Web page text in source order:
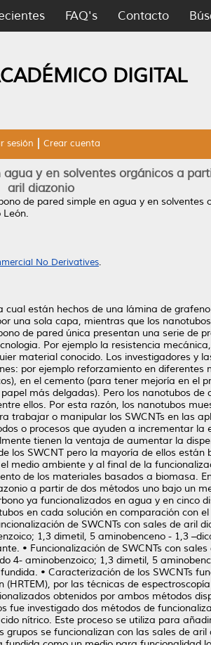
FAQ's Contacto
DIGITAL
sesión Crear cuenta
y en solventes orgánicos a
aril diazonio
de pared simple en agua y en
León.
No Derivatives.
están hechos de una lámina de
una sola capa, mientras que los
de pared única presentan una serie de
Por ejemplo la resistencia
material conocido. Los investigadores y
por ejemplo reforzamiento en
en el cemento (para tener mejoría en el
más delgadas). Pero los nanotubos
ellos. Por esta razón, los nanotubos
trabajar o manipular los SWCNTs en las
o procesos que ayuden a incrementar
tienen la ventaja de aumentar la
los SWCNT pero la mayoría de ellos
medio ambiente y al final de la
de los materiales basados a biomasa.
a partir de dos métodos uno bajo un
ya funcionalizados en agua y en cinco
en cada solución en comparación con
de SWCNTs con sales de aril
1,3 dimetil, 5 aminobenceno - 1,3
• Funcionalización de SWCNTs con
4- aminobenzoico; 1,3 dimetil, 5
• Caracterización de los SWCNTs
por las técnicas de
obtenidos por ambos métodos
fue investigado dos métodos de
nítrico. Este proceso se utiliza para
se funcionalizan con las sales de